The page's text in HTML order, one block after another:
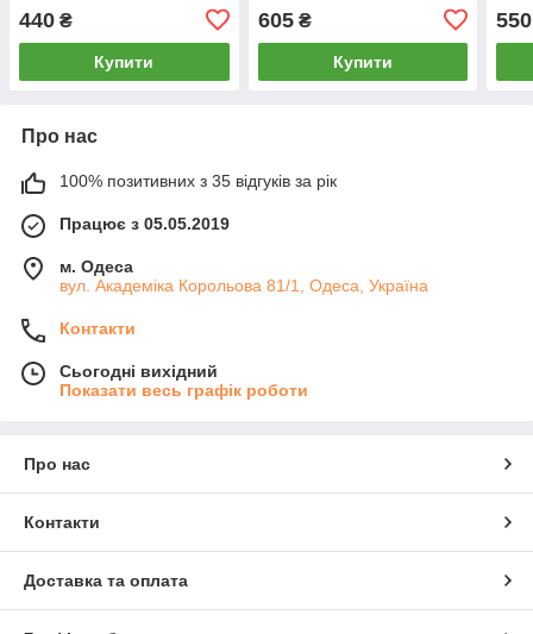
440 ₴
Купити
605₴
Купити
550
Про нас
100% позитивних з 35 відгуків за рік
Працює з 05.05.2019
м. Одеса
вул. Академіка Корольова 81/1, Одеса, Україна
Контакти
Сьогодні вихідний
Показати весь графік роботи
Про нас
Контакти
Доставка та оплата